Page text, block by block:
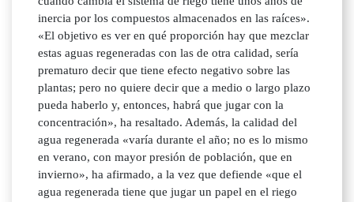
inercia por los compuestos almacenados en las raíces».
«El objetivo es ver en qué proporción hay que mezclar
estas aguas regeneradas con las de otra calidad, sería
prematuro decir que tiene efecto negativo sobre las
plantas; pero no quiere decir que a medio o largo plazo
pueda haberlo y, entonces, habrá que jugar con la
concentración», ha resaltado. Además, la calidad del
agua regenerada «varía durante el año; no es lo mismo
en verano, con mayor presión de población, que en
invierno», ha afirmado, a la vez que defiende «que el
agua regenerada tiene que jugar un papel en el riego